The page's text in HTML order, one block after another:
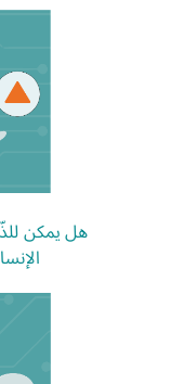
هل يمكن